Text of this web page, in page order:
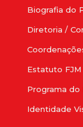
Biografia do
Diretoria /
Estatuto FJM
Programa do
Identidade